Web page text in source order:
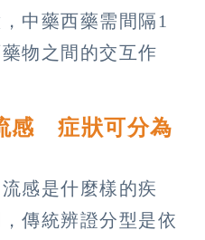
中藥西藥需間隔1
物之間的交互作
感 症狀可分為
感是什麼樣的疾
傳統辨證分型是依